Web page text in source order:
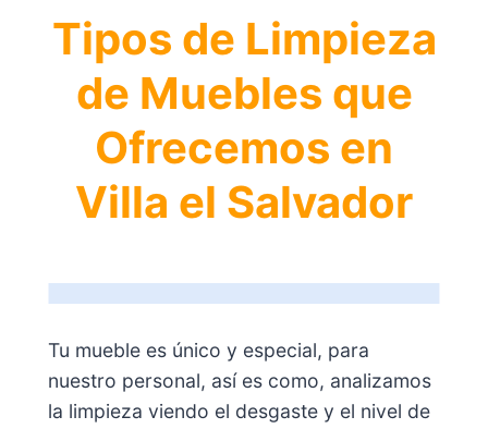
Tipos de Limpieza
de Muebles que
Ofrecemos en
Villa el Salvador
Tu mueble es único y especial, para
nuestro personal, así es como, analizamos
la limpieza viendo el desgaste y el nivel de